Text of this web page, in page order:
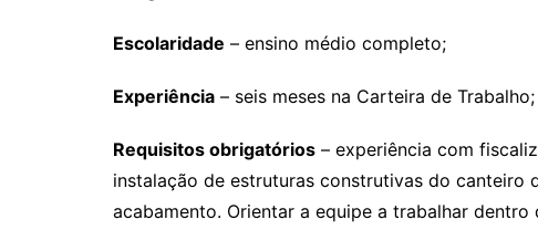
Escolaridade – ensino médio completo;
Experiência – seis meses na Carteira de Trabalho;
Requisitos obrigatórios – experiência com
instalação de estruturas construtivas do canteiro
acabamento. Orientar a equipe a trabalhar